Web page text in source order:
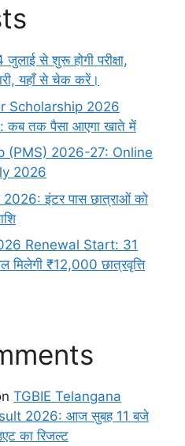
से शुरू होगी परीक्षा,
यहाँ से चेक करें।
Scholarship 2026
तक पैसा आएगा खाते में
(PMS) 2026-27: Online
2026
2026: इंटर पास छात्राओं को
Renewal Start: 31
₹12,000 छात्रवृत्ति
TGBIE Telangana
2026: आज सुबह 11 बजे
का रिजल्ट